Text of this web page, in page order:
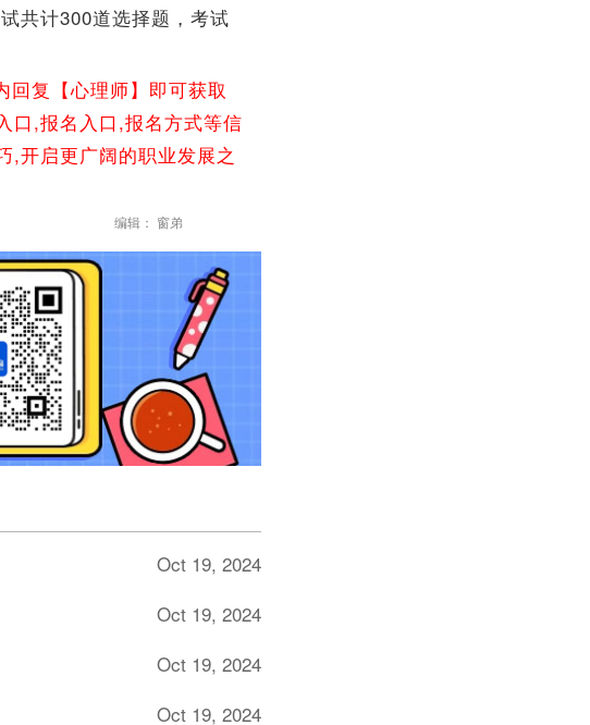
共计300道选择题，考试
复【心理师】即可获取
口,报名入口,报名方式等信
,开启更广阔的职业发展之
编辑： 窗弟
Oct 19, 2024
Oct 19, 2024
Oct 19, 2024
Oct 19, 2024